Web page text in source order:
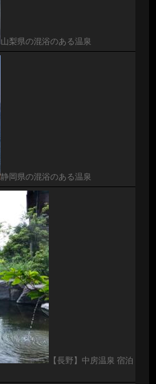
山梨県の混浴のある温泉
静岡県の混浴のある温泉
【長野】中房温泉 宿泊